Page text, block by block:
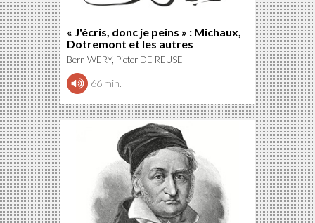
« J'écris, donc je peins » : Michaux,
Dotremont et les autres
Bern WERY, Pieter DE REUSE
66 min.